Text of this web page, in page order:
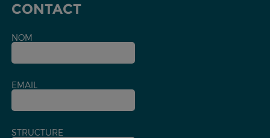
CONTACT
NOM
EMAIL
STRUCTURE